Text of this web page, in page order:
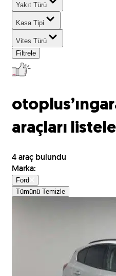
Yakıt Türü
Kasa Tipi
Vites Türü
Filtrele
otoplus’ın
araçları
4araç bulundu
Marka:
Ford
Tümünü Temizle